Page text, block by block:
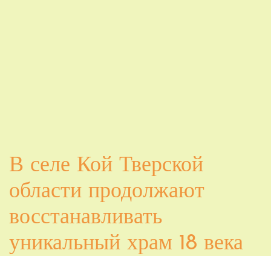
В селе Кой Тверской
области продолжают
восстанавливать
уникальный храм 18 века